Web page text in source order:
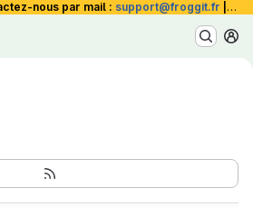
nous par mail : support@froggit.fr La